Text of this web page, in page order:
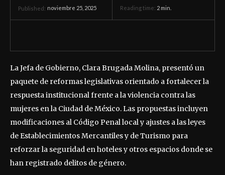
Published: noviembre 25, 2025 Reading time: 2 min.
La Jefa de Gobierno, Clara Brugada Molina, presentó un
paquete de reformas legislativas orientado a fortalecer la
respuesta institucional frente a la violencia contra las
mujeres en la Ciudad de México. Las propuestas incluyen
modificaciones al Código Penal local y ajustes a las leyes
de Establecimientos Mercantiles y de Turismo para
reforzar la seguridad en hoteles y otros espacios donde se
han registrado delitos de género.